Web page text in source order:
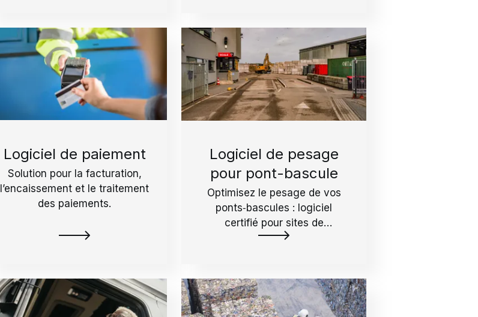
Logiciel de paiement
Solution pour la facturation,
l’encaissement et le traitement
des paiements.
Logiciel de pesage
pour pont-bascule
Optimisez le pesage de vos
ponts‑bascules : logiciel
certifié pour sites de
traitement, transfert et
de papier et d’administratif.
Réservez une démo.